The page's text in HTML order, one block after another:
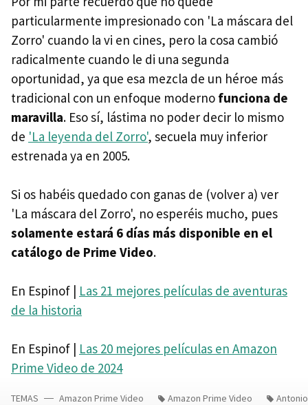
particularmente impresionado con 'La máscara del
Zorro' cuando la vi en cines, pero la cosa cambió
radicalmente cuando le di una segunda
oportunidad, ya que esa mezcla de un héroe más
tradicional con un enfoque moderno funciona de
maravilla. Eso sí, lástima no poder decir lo mismo
de 'La leyenda del Zorro', secuela muy inferior
estrenada ya en 2005.
Si os habéis quedado con ganas de (volver a) ver
'La máscara del Zorro', no esperéis mucho, pues
solamente estará 6 días más disponible en el
catálogo de Prime Video.
En Espinof | Las 21 mejores películas de aventuras
de la historia
En Espinof | Las 20 mejores películas en Amazon
Prime Video de 2024
TEMAS Amazon Prime Video Amazon Prime Video